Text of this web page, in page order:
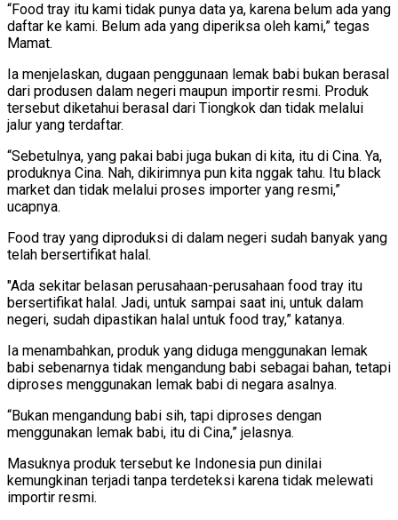
“Food tray itu kami tidak punya data ya, karena belum ada yang
daftar ke kami. Belum ada yang diperiksa oleh kami,” tegas
Mamat.
Ia menjelaskan, dugaan penggunaan lemak babi bukan berasal
dari produsen dalam negeri maupun importir resmi. Produk
tersebut diketahui berasal dari Tiongkok dan tidak melalui
jalur yang terdaftar.
“Sebetulnya, yang pakai babi juga bukan di kita, itu di Cina. Ya,
produknya Cina. Nah, dikirimnya pun kita nggak tahu. Itu black
market dan tidak melalui proses importer yang resmi,”
ucapnya.
Food tray yang diproduksi di dalam negeri sudah banyak yang
telah bersertifikat halal.
"Ada sekitar belasan perusahaan-perusahaan food tray itu
bersertifikat halal. Jadi, untuk sampai saat ini, untuk dalam
negeri, sudah dipastikan halal untuk food tray,” katanya.
Ia menambahkan, produk yang diduga menggunakan lemak
babi sebenarnya tidak mengandung babi sebagai bahan, tetapi
diproses menggunakan lemak babi di negara asalnya.
“Bukan mengandung babi sih, tapi diproses dengan
menggunakan lemak babi, itu di Cina,” jelasnya.
Masuknya produk tersebut ke Indonesia pun dinilai
kemungkinan terjadi tanpa terdeteksi karena tidak melewati
importir resmi.